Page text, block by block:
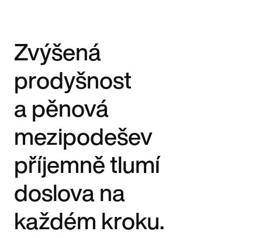
Zvýšená
prodyšnost
a pěnová
mezipodešev
příjemně tlumí
doslova na
každém kroku.